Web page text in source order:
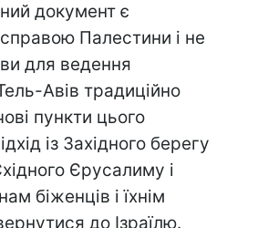
документ є
Палестини і не
для ведення
Авів традиційно
пункти цього
із Західного берегу
Єрусалиму і
біженців і їхнім
до Ізраїлю.